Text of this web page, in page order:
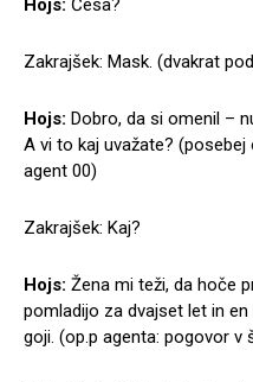
Hojs: Česa?
Zakrajšek: Mask. (dvakrat
Hojs: Dobro, da si omenil –
A vi to kaj uvažate?
agent 00)
Zakrajšek: Kaj?
Hojs: Žena mi teži, da hoče
pomladijo za dvajset let in
goji. (op.p agenta: pogovor v